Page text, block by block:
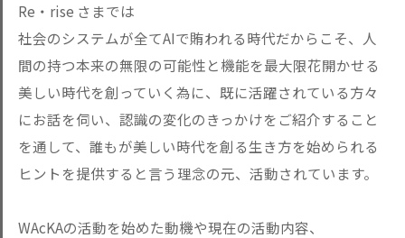
Re・rise さまでは
社会のシステムが全てAIで賄われる時代だからこそ、人
間の持つ本来の無限の可能性と機能を最大限花開かせる
美しい時代を創っていく為に、既に活躍されている方々
にお話を伺い、認識の変化のきっかけをご紹介すること
を通して、誰もが美しい時代を創る生き方を始められる
ヒントを提供すると言う理念の元、活動されています。
WAcKAの活動を始めた動機や現在の活動内容、